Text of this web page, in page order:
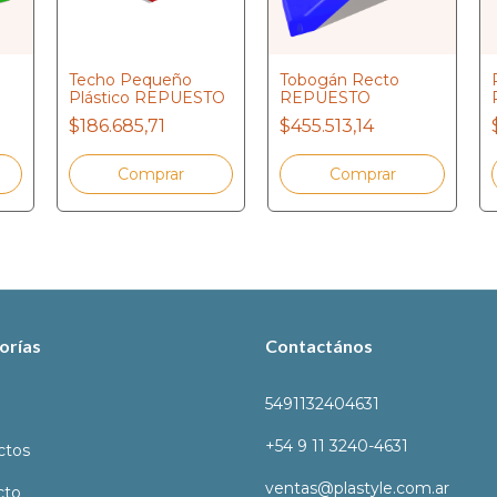
Techo Pequeño
Plástico REPUESTO
$186.685,71
Tobogán Recto
REPUESTO
$455.513,14
Contactános
5491132404631
+54 9 11 3240-4631
ventas@plastyle.com.ar